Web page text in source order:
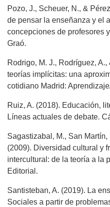
Pozo, J., Scheuer, N., &
de pensar la enseñanza y el
concepciones de profesores
Graó.
Rodrigo, M. J., Rodríguez,
teorías implícitas: una
cotidiano Madrid:
Ruiz, A. (2018). Educación,
Líneas actuales de debate.
Sagastizabal, M., San
(2009). Diversidad cultural y
intercultural: de la teoría a la
Editorial.
Santisteban, A. (2019). La
Sociales a partir de